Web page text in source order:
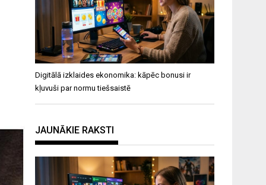
Digitālā izklaides ekonomika: kāpēc bonusi ir
kļuvuši par normu tiešsaistē
JAUNĀKIE RAKSTI